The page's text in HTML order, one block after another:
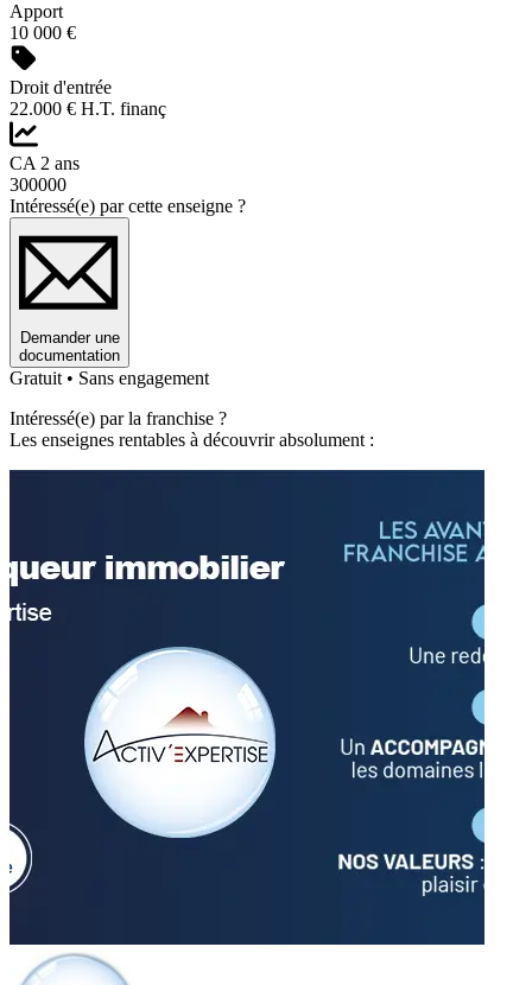
Apport
10 000 €
Droit d'entrée
22.000 € H.T. finanç
CA 2 ans
300000
Intéressé(e) par cette enseigne ?
Demander une
documentation
Gratuit • Sans engagement
Intéressé(e) par la franchise ?
Les enseignes rentables à découvrir absolument :